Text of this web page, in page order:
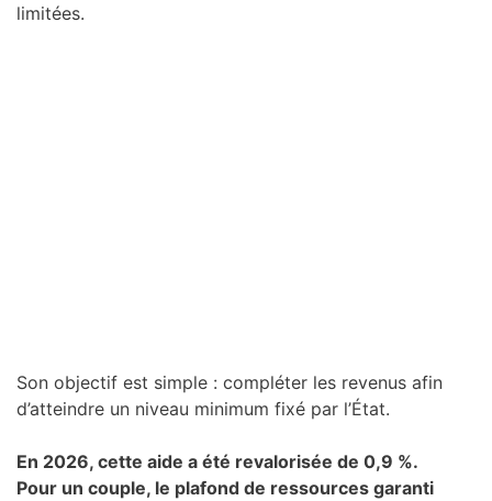
limitées.
Son objectif est simple : compléter les revenus afin
d’atteindre un niveau minimum fixé par l’État.
En 2026, cette aide a été revalorisée de 0,9 %.
Pour un couple, le plafond de ressources garanti